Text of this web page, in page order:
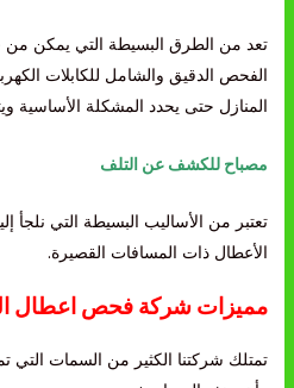
تعد من الطرق البسيطة التي يمكن من
الفحص الدقيق والشامل للكابلات
المنازل حتى يحدد المشكلة الأساسية
مصباح للكشف عن التلف
تعتبر من الأساليب البسيطة التي نلجأ
الأعطال ذات المسافات القصيرة.
مميزات شركة فحص اعطال
تمتلك شركتنا الكثير من السمات التي